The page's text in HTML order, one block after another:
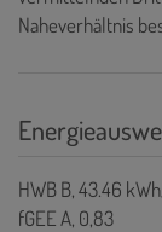
Naheverhältnis
HWBB, 43.46
fGEEA, 0,83